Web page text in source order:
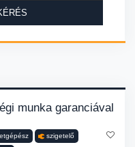
szigetelő